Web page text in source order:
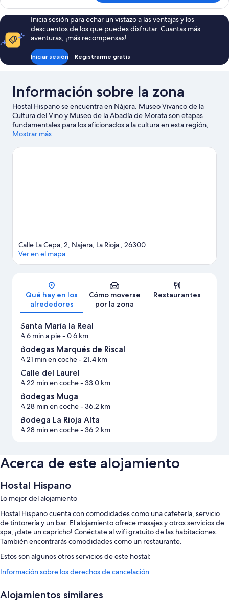
individual
Inicia sesión para echar un vistazo a las ventajas y los
descuentos de los que puedes disfrutar. Cuantas más
aventuras, ¡más recompensas!
Iniciar sesión Registrarme gratis
Información sobre la zona
Hostal Hispano se encuentra en Nájera. Museo Vivanco de la
Cultura del Vino y Museo de la Abadía de Morata son etapas
fundamentales para los aficionados a la cultura en esta región,
donde también puedes acercarte a lugares emblemáticos como
Jardín Botánico de La Rioja y Parque zoológico Rioja Natura
Mostrar más
Mapa
Calle La Cepa, 2, Najera, La Rioja , 26300
Ver en el mapa
Qué hay en los
alrededores
Cómo moverse
por la zona
Restaurantes
Santa María la Real
A 6 min a pie- 0.6 km
Bodegas Marqués de Riscal
A 21 min en coche- 21.4 km
Calle del Laurel
A 22 min en coche- 33.0 km
Bodegas Muga
A 28 min en coche- 36.2 km
Bodega La Rioja Alta
A 28 min en coche- 36.2 km
Acerca de este alojamiento
Hostal Hispano
Lo mejor del alojamiento
Hostal Hispano cuenta con comodidades como una cafetería, servicio
de tintorería y un bar. El alojamiento ofrece masajes y otros servicios de
spa, ¡date un capricho! Conéctate al wifi gratuito de las habitaciones.
También encontrarás comodidades como un restaurante.
Estos son algunos otros servicios de este hostal:
Desayuno continental (de pago), aparcamiento (de pago) y servicio
Servicio de registro de entrada exprés, espacios sin humos y una
Información sobre los derechos de cancelación
Alojamientos similares